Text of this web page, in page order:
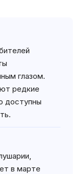
глазом.
редкие
доступны
в марте